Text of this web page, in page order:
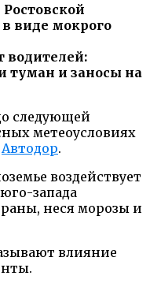
Ростовской
виде мокрого
водителей:
туман и заносы на
следующей
метеоусловиях
Автодор.
воздействует
запада
неся морозы и
влияние